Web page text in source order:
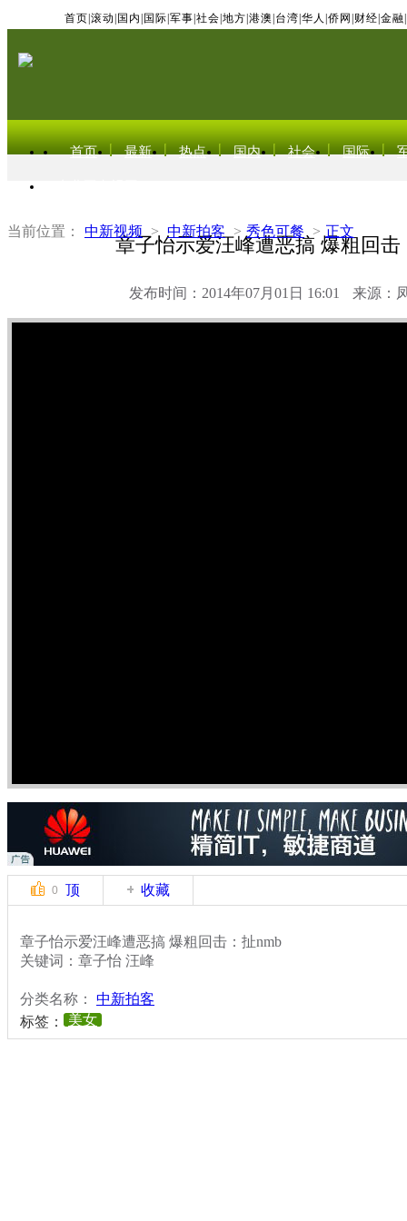
首页 滚动 国内 国际 军事 社会 地方 港澳 台湾 华人 侨网 财经 金融
首页 最新 热点 国内 社会 国际
当前位置： 中新视频 > 中新拍客 > 秀色可餐 > 正文
章子怡示爱汪峰遭恶搞 爆粗回击
发布时间：2014年07月01日 16:01 来源：
0 顶 收藏
章子怡示爱汪峰遭恶搞 爆粗回击：扯nmb
关键词：章子怡 汪峰
分类名称： 中新拍客
标签：
美女